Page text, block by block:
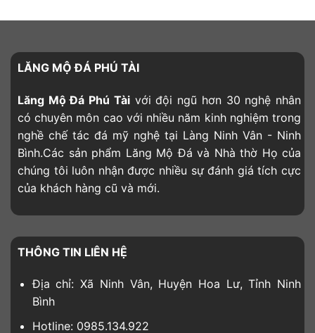
LĂNG MỘ ĐÁ PHÚ TÀI
Lăng Mộ Đá Phú Tàivới đội ngũ hơn 30 nghệ nhân
có chuyên môn cao với nhiều năm kinh nghiệm trong
nghề chế tác đá mỹ nghệ tại Làng Ninh Vân - Ninh
Bình.Các sản phẩm Lăng Mộ Đá và Nhà thờ Họ của
chúng tôi luôn nhận được nhiều sự đánh giá tích cực
của khách hàng cũ và mới.
THÔNG TIN LIÊN HỆ
Địa chỉ: Xã Ninh Vân, Huyện Hoa Lư, Tỉnh Ninh
Bình
Hotline: 0985.134.922